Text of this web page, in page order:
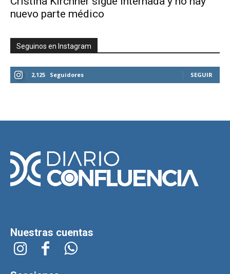
nuevo parte médico
Seguinos en Instagram
2,125 Seguidores SEGUIR
Nuestras cuentas